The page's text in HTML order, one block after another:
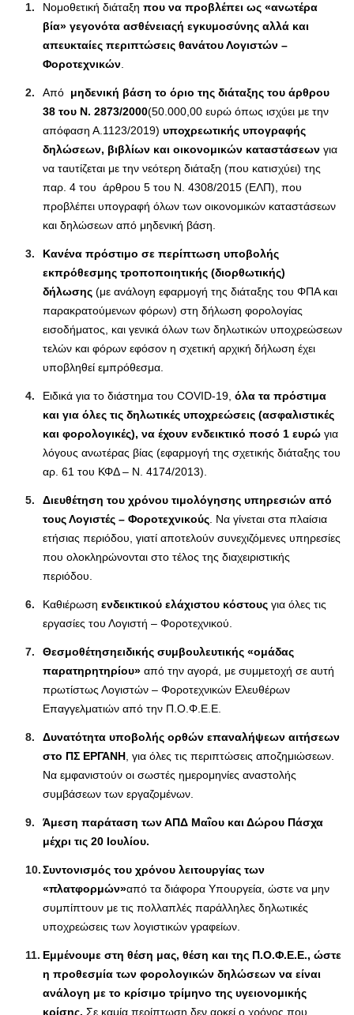
Νομοθετική διάταξη που να προβλέπει ως «ανωτέρα
βία» γεγονότα ασθένειαςή εγκυμοσύνης αλλά και
απευκταίες περιπτώσεις θανάτου Λογιστών –
Φοροτεχνικών
Από μηδενική βάση το όριο της διάταξης του άρθρου
38 του Ν. 2873/2000(50.000,00 ευρώ όπως ισχύει με την
απόφαση Α.1123/2019) υποχρεωτικής υπογραφής
δηλώσεων, βιβλίων και οικονομικών καταστάσεων για
να ταυτίζεται με την νεότερη διάταξη (που κατισχύει) της
παρ. 4 του άρθρου 5 του Ν. 4308/2015 (ΕΛΠ), που
προβλέπει υπογραφή όλων των οικονομικών καταστάσεων
και δηλώσεων από μηδενική βάση.
Κανένα πρόστιμο σε περίπτωση υποβολής
εκπρόθεσμης τροποποιητικής (διορθωτικής)
δήλωσης (με ανάλογη εφαρμογή της διάταξης του ΦΠΑ και
παρακρατούμενων φόρων) στη δήλωση φορολογίας
εισοδήματος, και γενικά όλων των δηλωτικών υποχρεώσεων
τελών και φόρων εφόσον η σχετική αρχική δήλωση έχει
υποβληθεί εμπρόθεσμα.
Ειδικά για το διάστημα του COVID-19, όλα τα πρόστιμα
και για όλες τις δηλωτικές υποχρεώσεις (ασφαλιστικές
και φορολογικές), να έχουν ενδεικτικό ποσό 1 ευρώ για
λόγους ανωτέρας βίας (εφαρμογή της σχετικής διάταξης του
αρ. 61 του ΚΦΔ – Ν. 4174/2013).
Διευθέτηση του χρόνου τιμολόγησης υπηρεσιών από
τους Λογιστές – Φοροτεχνικούς . Να γίνεται στα πλαίσια
ετήσιας περιόδου, γιατί αποτελούν συνεχιζόμενες υπηρεσίες
που ολοκληρώνονται στο τέλος της διαχειριστικής
περιόδου.
Καθιέρωση ενδεικτικού ελάχιστου κόστους για όλες τις
εργασίες του Λογιστή – Φοροτεχνικού.
Θεσμοθέτησηειδικής συμβουλευτικής «ομάδας
παρατηρητηρίου» από την αγορά, με συμμετοχή σε αυτή
πρωτίστως Λογιστών – Φοροτεχνικών Ελευθέρων
Επαγγελματιών από την Π.Ο.Φ.Ε.Ε.
Δυνατότητα υποβολής ορθών επαναλήψεων αιτήσεων
στο ΠΣ ΕΡΓΑΝΗ , για όλες τις περιπτώσεις αποζημιώσεων.
Να εμφανιστούν οι σωστές ημερομηνίες αναστολής
συμβάσεων των εργαζομένων.
Άμεση παράταση των ΑΠΔ Μαΐου και Δώρου Πάσχα
μέχρι τις 20 Ιουλίου.
Συντονισμός του χρόνου λειτουργίας των
«πλατφορμών»από τα διάφορα Υπουργεία, ώστε να μην
συμπίπτουν με τις πολλαπλές παράλληλες δηλωτικές
υποχρεώσεις των λογιστικών γραφείων.
Εμμένουμε στη θέση μας, θέση και της Π.Ο.Φ.Ε.Ε., ώστε
η προθεσμία των φορολογικών δηλώσεων να είναι
ανάλογη με το κρίσιμο τρίμηνο της υγειονομικής
κρίσης. Σε καμία περίπτωση δεν αρκεί ο χρόνος που